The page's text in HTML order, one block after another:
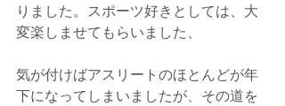
りました。スポーツ好きとしては、大
変楽しませてもらいました、
気が付けばアスリートのほとんどが年
下になってしまいましたが、その道を